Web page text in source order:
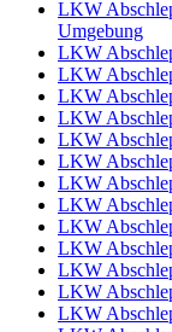
LKW
Umgebung
LKW
LKW
LKW
LKW
LKW
LKW
LKW
LKW
LKW
LKW
LKW
LKW
LKW